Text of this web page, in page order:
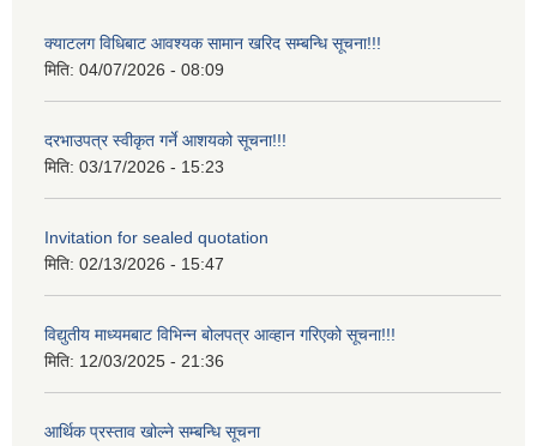
क्याटलग विधिबाट आवश्यक सामान खरिद सम्बन्धि सूचना!!!
मिति: 04/07/2026 - 08:09
दरभाउपत्र स्वीकृत गर्ने आशयको सूचना!!!
मिति: 03/17/2026 - 15:23
Invitation for sealed quotation
मिति: 02/13/2026 - 15:47
विद्युतीय माध्यमबाट विभिन्न बोलपत्र आव्हान गरिएको सूचना!!!
मिति: 12/03/2025 - 21:36
आर्थिक प्रस्ताव खोल्ने सम्बन्धि सूचना